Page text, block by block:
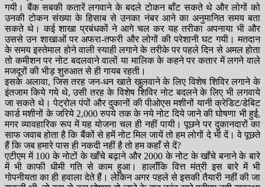
गयी। बैंक सबकी कतारें लगवाने के बदले टोकन बाँट सकते थे और लोगों को
उनकी टोकन संख्या के हिसाब से उनका नंबर आने का अनुमानित समय बता
सकते थे। कई शाखा प्रबंधकों ने आगे चल कर यह तरीका अपनाया भी और
उससे उन शाखाओं पर अफरा-तफरी और लोगों की परेशानी घट गयी। मतदान
के समय इस्तेमाल होने वाली स्याही लगाने के तरीके पर पहले दिन से अमल होता
तो कमीशन पर नोट बदलवाने वालों या मालिक के कहने पर कतार में लगने वाले
मजदूरों की भीड़ शुरुआत से ही गायब रहती।
इसके अलावा, जिस तरह जन-धन खाते खुलवाने के लिए विशेष शिविर लगाने के
इंतजाम किये गये थे, उसी तरह के विशेष शिविर नोट बदलने के लिए भी लगवाये
जा सकते थे। पेट्रोल पंपों और दुकानों की पीओएस मशीनों यानी क्रेडिट/डेबिट
कार्ड मशीनों के जरिये 2,000 रुपये तक के नये नोट दिये जाने की घोषणा भी हुई,
मगर व्यावहारिक रूप में यह योजना चल ही नहीं पायी। पूछने पर दुकानदारों का
साफ जवाब होता है कि बैंकों से हमें नोट मिल जायें तो हम लोगों दे भी दें। वे पूछते
हैं कि जब हमारे पास ही नकदी नहीं है तो हम कहाँ से दें?
एटीएम में 100 के नोटों के खाँचे बढ़ाने और 2000 के नोट के खाँचे बनाने के बारे
में भी काफी धीमी गति से काम हुआ। हालाँकि वित्त मंत्री इस बारे में भी
गोपनीयता का ही हवाला देते हैं। लेकिन अगर पहले से इसकी तैयारी नहीं की जा